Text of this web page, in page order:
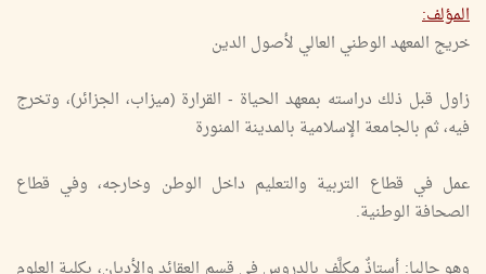
المؤلف:
خريج المعهد الوطني العالي لأصول الدين
زاول قبل ذلك دراسته بمعهد الحياة - القرارة (ميزاب، الجزائر)، وتخرج
فيه، ثم بالجامعة الإسلامية بالمدينة المنورة
عمل في قطاع التربية والتعليم داخل الوطن وخارجه، وفي قطاع
الصحافة الوطنية.